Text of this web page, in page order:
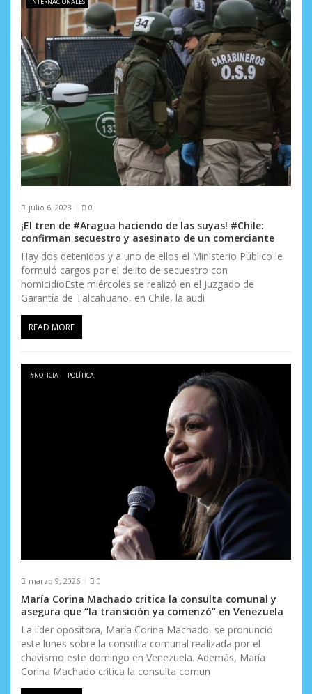
INTERNACIONALES
julio 6, 2023 0
¡El tren de #Aragua haciendo de las suyas! #Chile:
confirman secuestro y asesinato de un comerciante
Hay dos detenidos y a uno de ellos el Ministerio Público le
formuló cargos por el delito de secuestro con
homicidioEste miércoles se realizó en el Juzgado de
Garantía de Talcahuano, en Chile, la audi
READ MORE
#NOTICIA POLÍTICA
marzo 9, 2026 0
María Corina Machado critica la consulta comunal y
asegura que “la transición ya comenzó” en Venezuela
La líder opositora, María Corina Machado, se pronunció
este lunes sobre la consulta comunal realizada por el
chavismo este domingo en Venezuela. Además, María
Corina Machado critica la consulta comun